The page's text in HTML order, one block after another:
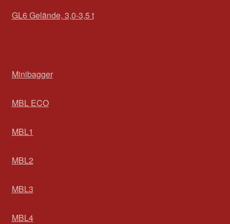
GL6 Gelände, 3,0-3,5 t
Minibagger
MBL ECO
MBL1
MBL2
MBL3
MBL4